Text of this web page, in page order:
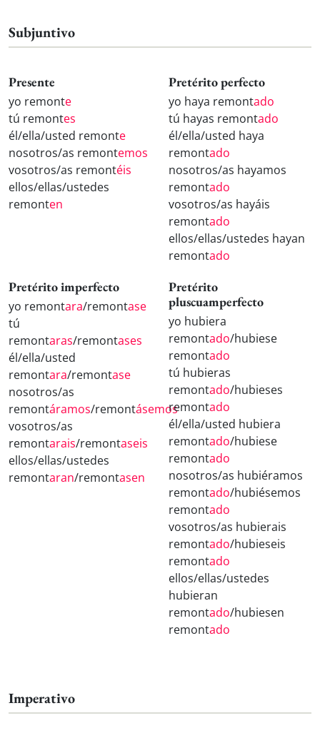
Subjuntivo
Presente
yo remonte
tú remontes
él/ella/usted remonte
nosotros/as remontemos
vosotros/as remontéis
ellos/ellas/ustedes
remonten
Pretérito perfecto
yo haya remontado
tú hayas remontado
él/ella/usted haya
remontado
nosotros/as hayamos
remontado
vosotros/as hayáis
remontado
ellos/ellas/ustedes hayan
remontado
Pretérito imperfecto
yo remontara/remontase
tú
remontaras/remontases
él/ella/usted
remontara/remontase
nosotros/as
remontáramos/remontásemos
vosotros/as
remontarais/remontaseis
ellos/ellas/ustedes
remontaran/remontasen
Pretérito
pluscuamperfecto
yo hubiera
remontado/hubiese
remontado
tú hubieras
remontado/hubieses
remontado
él/ella/usted hubiera
remontado/hubiese
remontado
nosotros/as hubiéramos
remontado/hubiésemos
remontado
vosotros/as hubierais
remontado/hubieseis
remontado
ellos/ellas/ustedes
hubieran
remontado/hubiesen
remontado
Imperativo